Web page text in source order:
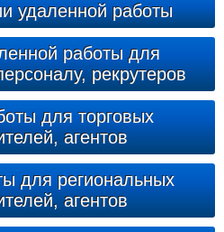
удаленной работы
работы для
рекрутеров
для торговых
агентов
для региональных
агентов